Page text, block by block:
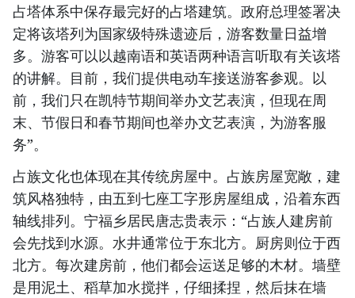
占塔体系中保存最完好的占塔建筑。政府总理签署决
定将该塔列为国家级特殊遗迹后，游客数量日益增
多。游客可以以越南语和英语两种语言听取有关该塔
的讲解。目前，我们提供电动车接送游客参观。以
前，我们只在凯特节期间举办文艺表演，但现在周
末、节假日和春节期间也举办文艺表演，为游客服
务”。
占族文化也体现在其传统房屋中。占族房屋宽敞，建
筑风格独特，由五到七座工字形房屋组成，沿着东西
轴线排列。宁福乡居民唐志贵表示：“占族人建房前
会先找到水源。水井通常位于东北方。厨房则位于西
北方。每次建房前，他们都会运送足够的木材。墙壁
是用泥土、稻草加水搅拌，仔细揉捏，然后抹在墙